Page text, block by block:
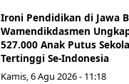
Ironi Pendidikan di Jawa
Wamendikdasmen
527.000 Anak Putus
Tertinggi Se-Indonesia
Kamis, 6 Agu 2026 - 11:18